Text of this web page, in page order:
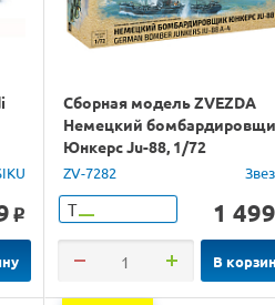
o
Сборная модель ZVEZDA
Немецкий
Юнкерс Ju-88, 1/72
ZV-7282
Т 1 499
В